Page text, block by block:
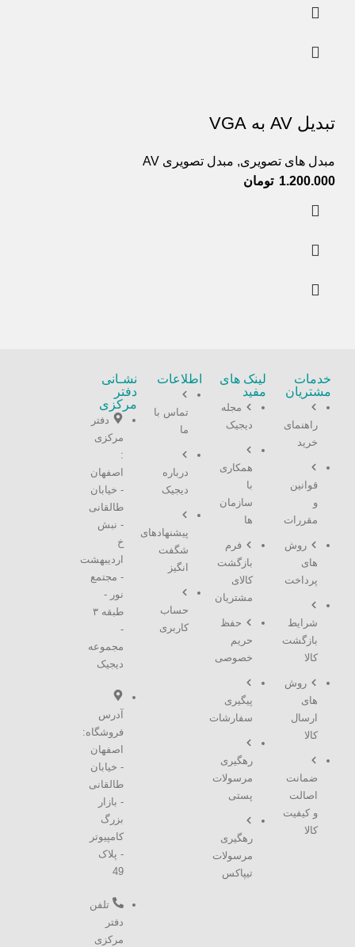
تبدیل AV به VGA
مبدل های تصویری, مبدل تصویری AV
تومان
خدمات
مشتریان
راهنمای
خرید
قوانین
و
مقررات
روش
های
پرداخت
شرایط
بازگشت
کالا
روش
های
ارسال
کالا
ضمانت
اصالت
و کیفیت
کالا
لینک های
مفید
مجله
دیجیک
همکاری
با
سازمان
ها
فرم
بازگشت
کالای
مشتریان
حفظ
حریم
خصوصی
پیگیری
سفارشات
رهگیری
مرسولات
پستی
رهگیری
مرسولات
تیپاکس
اطلاعات
تماس با
ما
درباره
دیجیک
پیشنهادهای
شگفت
انگیز
حساب
کاربری
نشـانی
دفتر
مرکزی
دفتر
مرکزی
:
اصفهان
- خیابان
طالقانی
- نبش
خ
اردیبهشت
- مجتمع
نور -
طبقه ۳
-
مجموعه
دیجیک
آدرس
فروشگاه:
اصفهان
- خیابان
طالقانی
- بازار
بزرگ
کامپیوتر
- پلاک
49
تلفن
دفتر
مرکزی